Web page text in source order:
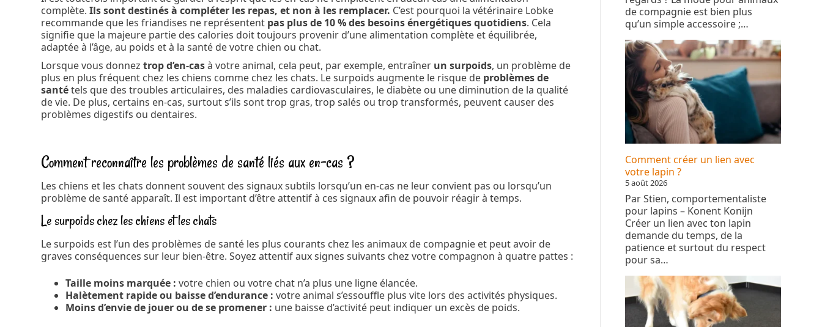
complète.Ils sont destinés à compléter les repas, et non à les remplacer. C’est pourquoi la vétérinaire Lobke
recommande que les friandises ne représentent pas plus de 10 % des besoins énergétiques quotidiens. Cela
signifie que la majeure partie des calories doit toujours provenir d’une alimentation complète et équilibrée,
adaptée à l’âge, au poids et à la santé de votre chien ou chat.
Lorsque vous donneztrop d’en-casà votre animal, cela peut, par exemple, entraîner un surpoids, un problème de
plus en plus fréquent chez les chiens comme chez les chats. Le surpoids augmente le risque de problèmes de
santétels que des troubles articulaires, des maladies cardiovasculaires, le diabète ou une diminution de la qualité
de vie. De plus, certains en-cas, surtout s’ils sont trop gras, trop salés ou trop transformés, peuvent causer des
problèmes digestifs ou dentaires.
Comment reconnaître les problèmes de santé liés aux en-cas ?
Les chiens et les chats donnent souvent des signaux subtils lorsqu’un en-cas ne leur convient pas ou lorsqu’un
problème de santé apparaît. Il est important d’être attentif à ces signaux afin de pouvoir réagir à temps.
Le surpoids chez les chiens et les chats
Le surpoids est l’un des problèmes de santé les plus courants chez les animaux de compagnie et peut avoir de
graves conséquences sur leur bien-être. Soyez attentif aux signes suivants chez votre compagnon à quatre pattes :
Taille moins marquée : votre chien ou votre chat n’a plus une ligne élancée.
Halètement rapide ou baisse d’endurance : votre animal s’essouffle plus vite lors des activités physiques.
Moins d’envie de jouer ou de se promener : une baisse d’activité peut indiquer un excès de poids.
de compagnie est bien plus
qu’un simple accessoire ;…
Comment créer un lien avec
votre lapin ?
5 août 2026
Par Stien, comportementaliste
pour lapins – Konent Konijn
Créer un lien avec ton lapin
demande du temps, de la
patience et surtout du respect
pour sa…